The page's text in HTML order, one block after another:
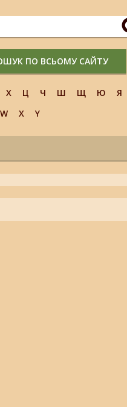
ПО ВСЬОМУ САЙТУ
Х Ц Ч Ш Щ Ю
Я
W X Y